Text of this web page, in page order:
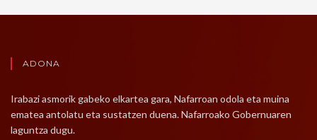
ADONA
Irabazi asmorik gabeko elkartea gara, Nafarroan odola eta muina
ematea antolatu eta sustatzen duena. Nafarroako Gobernuaren
laguntza dugu.